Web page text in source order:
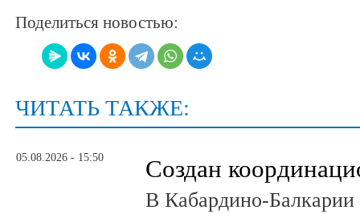
Поделиться новостью:
ЧИТАТЬ ТАКЖЕ:
05.08.2026 - 15:50 Создан
В Кабардино-Балкарии